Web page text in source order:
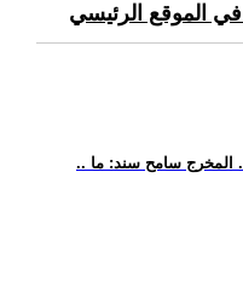
الموقع الرئيسي
المخرج سامح سند: ما